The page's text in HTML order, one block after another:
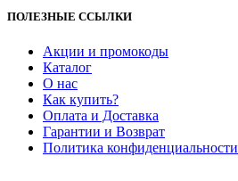
ПОЛЕЗНЫЕ ССЫЛКИ
Акции и промокоды
Каталог
О нас
Как купить?
Оплата и Доставка
Гарантии и Возврат
Политика конфиденциальности